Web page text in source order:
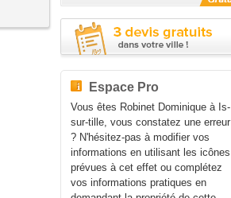
Espace Pro
Vous êtes Robinet Dominique à Is-
sur-tille, vous constatez une erreur
? N'hésitez-pas à modifier vos
informations en utilisant les icônes
prévues à cet effet ou complétez
vos informations pratiques en